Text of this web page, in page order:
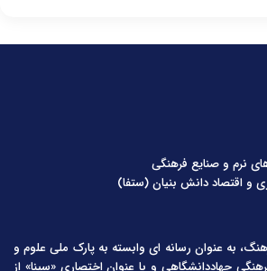
نرم و صنایع فرهنگی
و اقتصاد دانش بنیان (ستفا)
به عنوان رسانه ای وابسته به پارک ملی علوم و
جهاددانشگاهی و با عنوان اختصاری «سینا» از